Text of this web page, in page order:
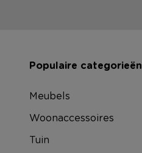
Populaire categorieën
Meubels
Woonaccessoires
Tuin